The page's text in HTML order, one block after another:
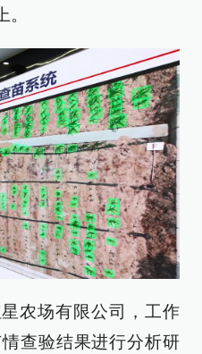
农场有限公司，工作
查验结果进行分析研